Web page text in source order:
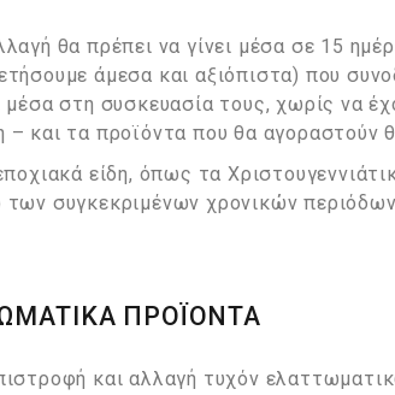
θα πρέπει να γίνει μέσα σε 15
άμεσα και αξιόπιστα) που
μέσα στη συσκευασία τους, χωρίς να
και τα προϊόντα που θα αγοραστούν
είδη, όπως τα
των συγκεκριμένων χρονικών
ΠΡΟΪΟΝΤΑ
και αλλαγή τυχόν